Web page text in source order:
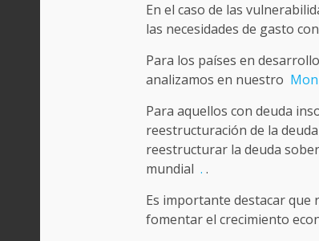
En el caso de las
las necesidades de gasto
Para los países en
analizamos en nuestro
Para aquellos con deuda
reestructuración de la
reestructurar la deuda
mundial . .
Es importante destacar que
fomentar el crecimiento